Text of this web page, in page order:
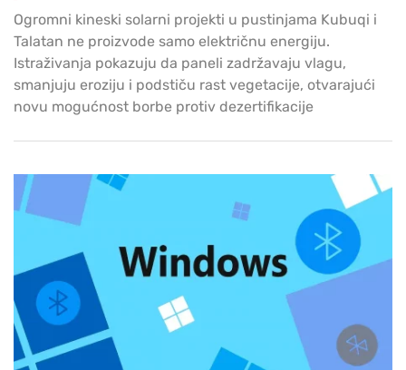
Ogromni kineski solarni projekti u pustinjama Kubuqi i
Talatan ne proizvode samo električnu energiju.
Istraživanja pokazuju da paneli zadržavaju vlagu,
smanjuju eroziju i podstiču rast vegetacije, otvarajući
novu mogućnost borbe protiv dezertifikacije